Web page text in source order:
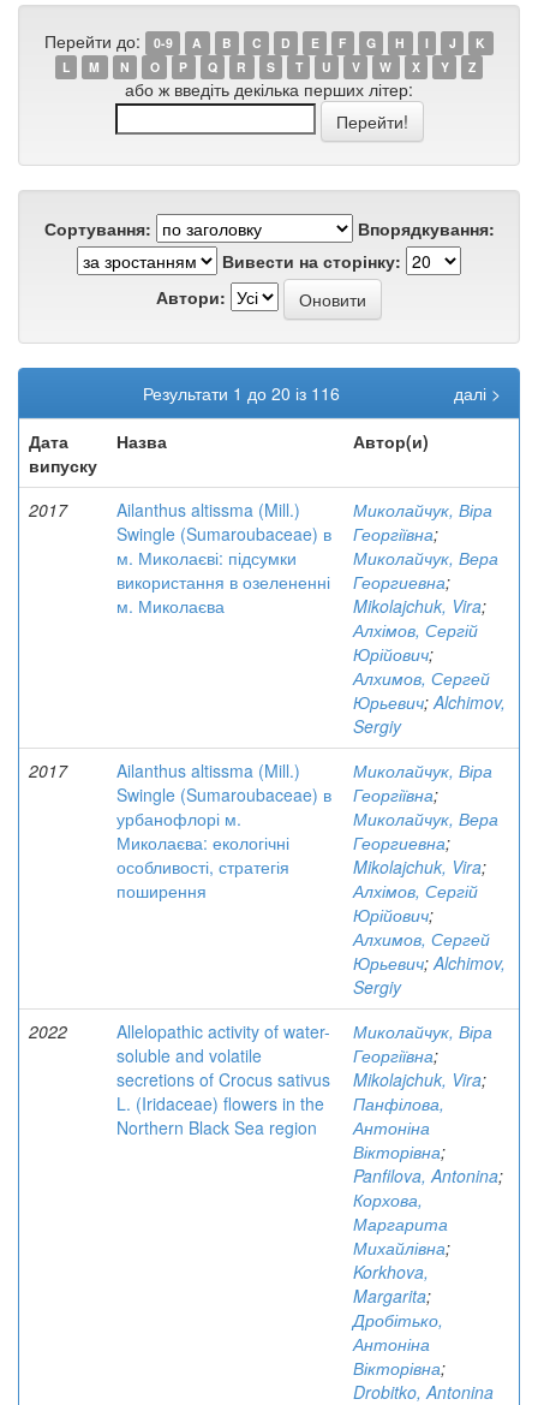
Перейти до: 0-9 A B C D E F G H I J
K
L
M N O P Q R S T U V W X Y Z
або ж введіть декілька перших літер:
Сортування:
Впорядкування:
Вивести на сторінку:
Автори:
Результати 1 до 20 із 116
далі >
Дата
випуску
Назва Автор(и)
2017
Ailanthus altissma (Mill.)
Swingle (Sumaroubaceae) в
м. Миколаєві: підсумки
використання в озелененні
м. Миколаєва
Миколайчук, Віра
Георгіївна;
Миколайчук, Вера
Георгиевна;
Mikolajchuk, Vira;
Алхімов, Сергій
Юрійович;
Алхимов, Сергей
Юрьевич;Alchimov,
Sergiy
2017
Ailanthus altissma (Mill.)
Swingle (Sumaroubaceae) в
урбанофлорі м.
Миколаєва: екологічні
особливості, стратегія
поширення
Миколайчук, Віра
Георгіївна;
Миколайчук, Вера
Георгиевна;
Mikolajchuk, Vira;
Алхімов, Сергій
Юрійович;
Алхимов, Сергей
Юрьевич;Alchimov,
Sergiy
2022
Allelopathic activity of water-
soluble and volatile
secretions of Crocus sativus
L. (Iridaceae) flowers in the
Northern Black Sea region
Миколайчук, Віра
Георгіївна;
Mikolajchuk, Vira;
Панфілова,
Антоніна
Вікторівна;
Panfilova, Antonina;
Корхова,
Маргарита
Михайлівна;
Korkhova,
Margarita;
Дробітько,
Антоніна
Вікторівна;
Drobitko, Antonina